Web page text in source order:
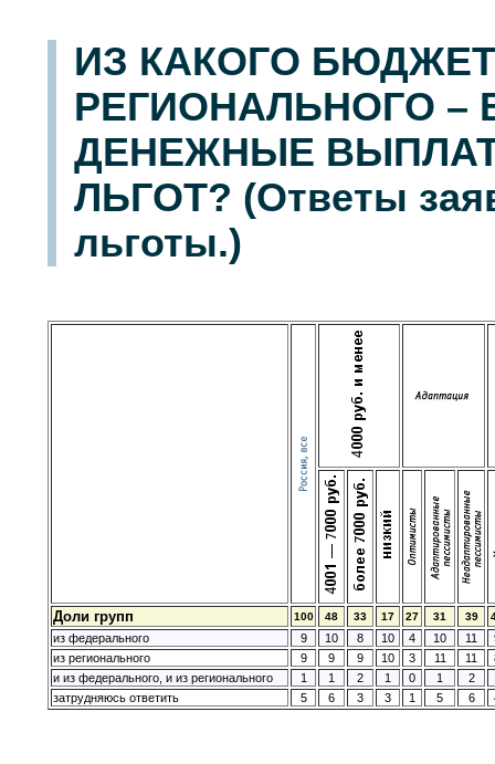
ИЗ КАКОГО
РЕГИОНАЛЬНОГО
ДЕНЕЖНЫЕ
ЛЬГОТ? (Ответы
льготы.)
Доли групп 100 48 33 17 27 31 39
из федерального 9 10 8 10 4 10 11
из регионального
9 9 9 10 3 11 11
и из федерального, и из регионального
1 1 2 1 0 1 2
затрудняюсь ответить
5 6 3 3 1 5 6